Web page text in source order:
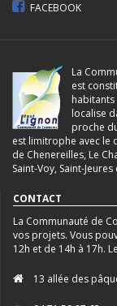
FACEBOOK
La
est
habitants
localise
proche
est limitrophe avec le
de Chenereilles, Le
Saint-Voy, Saint-Jeures
CONTACT
La Communauté de
vos projets. Vous
12h et de 14h à 17h.
13 allée des